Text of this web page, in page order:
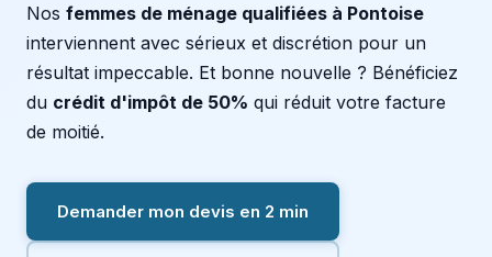
Nos femmes de ménage qualifiées à Pontoise
interviennent avec sérieux et discrétion pour un
résultat impeccable. Et bonne nouvelle ? Bénéficiez
du crédit d'impôt de 50% qui réduit votre facture
de moitié.
Demander mon devis en 2 min